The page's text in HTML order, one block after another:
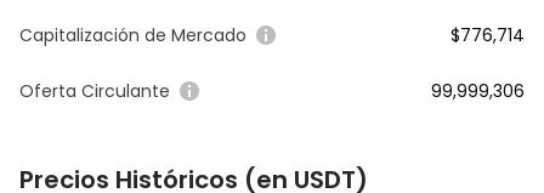
Capitalización de Mercado $776,714
Oferta Circulante 99,999,306
Precios Históricos (en USDT)